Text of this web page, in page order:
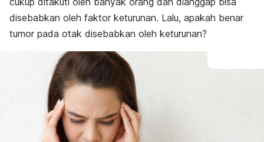
disebabkan oleh faktor keturunan. Lalu, apakah benar
tumor pada otak disebabkan oleh keturunan?